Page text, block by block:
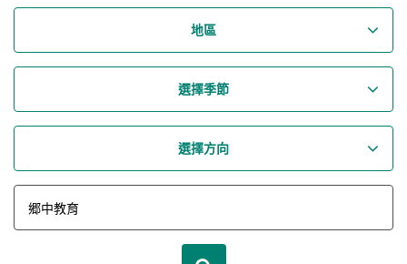
地區
選擇季節
選擇方向